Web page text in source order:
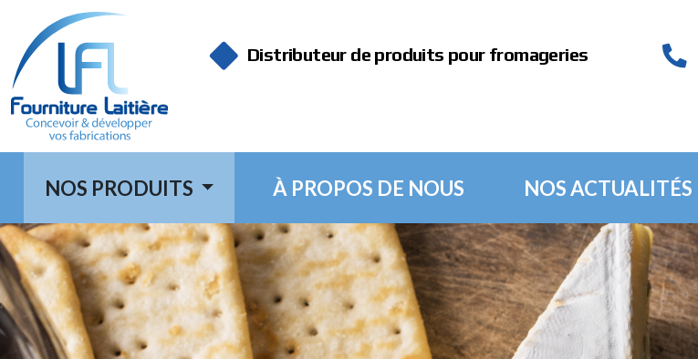
Distributeur de produits pour fromageries
NOS PRODUITS À PROPOS DE NOUS NOS ACTUALITÉS
Panneau de gestion des cookies